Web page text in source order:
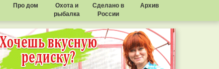
Про дом
Охота и
рыбалка
Сделано в
России
Архив